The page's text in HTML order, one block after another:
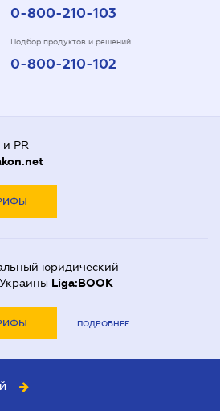
0-800-210-103
Подбор продуктов и решений
0-800-210-102
PR
юридический
Liga:BOOK
ПОДРОБНЕЕ